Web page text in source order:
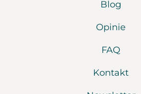
Blog
Opinie
FAQ
Kontakt